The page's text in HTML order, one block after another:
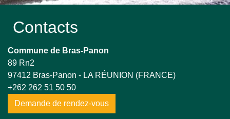
Contacts
Commune de Bras-Panon
89 Rn2
97412 Bras-Panon - LA RÉUNION (FRANCE)
+262 262 51 50 50
Demande de rendez-vous